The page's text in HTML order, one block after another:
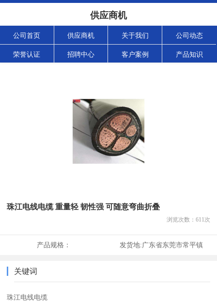
供应商机
公司首页 供应商机 关于我们 公司动态
荣誉认证 招聘中心 客户案例 产品知识
珠江电线电缆 重量轻 韧性强 可随意弯曲折叠
浏览次数： 611次
产品规格： 发货地:广东省东莞市常平镇
关键词
珠江电线电缆